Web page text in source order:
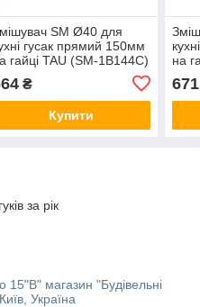
SM Ø40 для
гусак прямий 150мм
гайці TAU (SM-1B144C)
₴
Купити
на
671
за рік
15"В" магазин "Будівельні
Україна